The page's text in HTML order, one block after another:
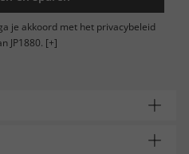
je akkoord met het privacybeleid
JP1880. [+]